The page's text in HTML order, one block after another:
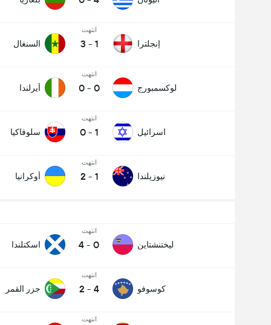
إنجلترا
انتهت
1
-
3 السنغال
لوكسمبورج
انتهت
0
-
0 أيرلندا
اسرائيل
انتهت
1
-
0 سلوفاكيا
نيوزيلندا
انتهت
1
-
2 أوكرانيا
ليختنشتاين
انتهت
0
-
4 اسكتلندا
كوسوفو
انتهت
4
-
2 جزر القمر
انتهت